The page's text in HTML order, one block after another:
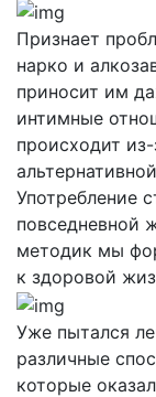
Признает
нарко и
приносит им
интимные
происходит
Употребление
повседневной
методик мы
к здоровой
Уже пытался
различные
которые